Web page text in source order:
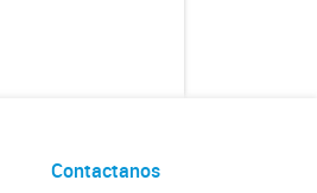
Contactanos